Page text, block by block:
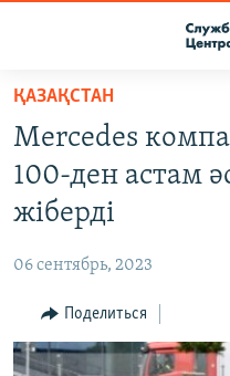
Вернуться
основному
содержанию
Вернутся
главной
навигации
Вернутся
поиску
О ПРОЕКТЕ
КОНТАКТЫ
НАСТОЯЩЕЕ ВРЕМЯ
МИГРАНТ МЕДИА
ҚАЗАҚСТАН
Merсedes
100-ден астам
жіберді
06 сентябрь, 2023
Поделиться